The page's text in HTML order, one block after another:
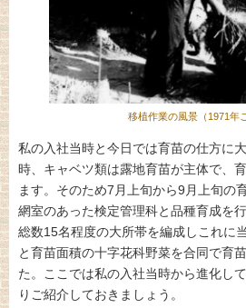
移植作業の風景（1971年
私の入社当時と今日では育苗の仕方に
時、キャベツ類は露地育苗が主体で、
ます。そのため7月上旬から9月上旬の
網室のあった検定管理科と品種育成を
総数15名程度の大所帯を編成しこれに
と育苗面積の十字花科野菜を合同で育
た。ここでは私の入社当時から進化し
りご紹介しておきましょう。